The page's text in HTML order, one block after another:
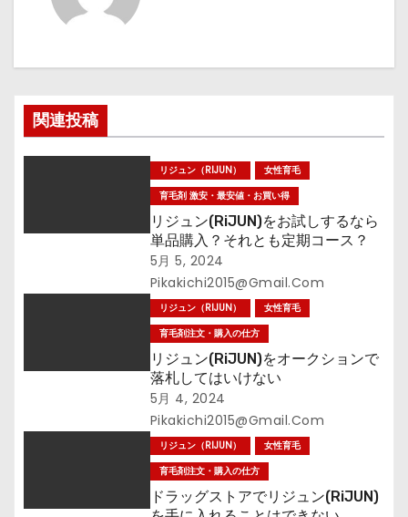
ゲ
シ
ョ
関連投稿
リジュン（RIJUN）
女性育毛
育毛剤 激安・最安値・お買い得
リジュン(RiJUN)をお試しするなら
単品購入？それとも定期コース？
5月 5, 2024
Pikakichi2015@gmail.com
リジュン（RIJUN）
女性育毛
育毛剤注文・購入の仕方
リジュン(RiJUN)をオークションで
落札してはいけない
5月 4, 2024
Pikakichi2015@gmail.com
リジュン（RIJUN）
女性育毛
育毛剤注文・購入の仕方
ドラッグストアでリジュン(RiJUN)